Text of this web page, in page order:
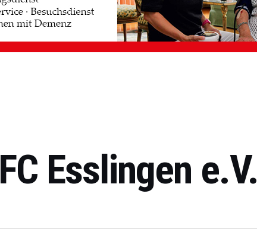
FC Esslingen e.V.